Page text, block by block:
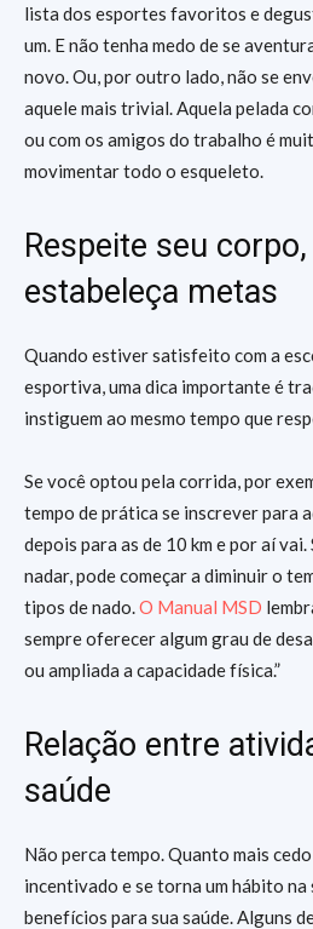
lista dos esportes favoritos e
um. E não tenha medo de se
novo. Ou, por outro lado, não se
aquele mais trivial. Aquela pelada
ou com os amigos do trabalho é
movimentar todo o esqueleto.
Respeite seu
estabeleça metas
Quando estiver satisfeito com a
esportiva, uma dica importante é
instiguem ao mesmo tempo que
Se você optou pela corrida, por
tempo de prática se inscrever para
depois para as de 10 km e por aí
nadar, pode começar a diminuir o
tipos de nado.O Manual MSD
sempre oferecer algum grau de
ou ampliada a capacidade física.”
Relação entre
saúde
Não perca tempo. Quanto mais
incentivado e se torna um hábito na
benefícios para sua saúde. Alguns